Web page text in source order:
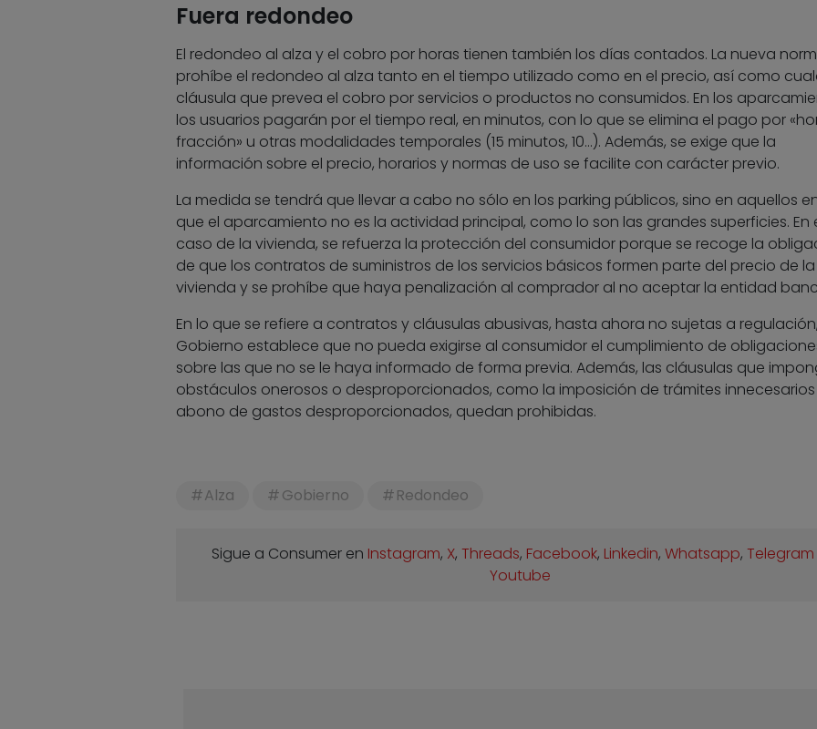
Fuera redondeo
El redondeo al alza y el cobro por horas tienen también los días contados. La nueva
prohíbe el redondeo al alza tanto en el tiempo utilizado como en el precio, así como
cláusula que prevea el cobro por servicios o productos no consumidos. En los
los usuarios pagarán por el tiempo real, en minutos, con lo que se elimina el pago por
fracción» u otras modalidades temporales (15 minutos, 10…). Además, se exige que la
información sobre el precio, horarios y normas de uso se facilite con carácter previo.
La medida se tendrá que llevar a cabo no sólo en los parking públicos, sino en aquellos
que el aparcamiento no es la actividad principal, como lo son las grandes superficies. En
caso de la vivienda, se refuerza la protección del consumidor porque se recoge la
de que los contratos de suministros de los servicios básicos formen parte del precio de la
vivienda y se prohíbe que haya penalización al comprador al no aceptar la entidad
En lo que se refiere a contratos y cláusulas abusivas, hasta ahora no sujetas a
Gobierno establece que no pueda exigirse al consumidor el cumplimiento de
sobre las que no se le haya informado de forma previa. Además, las cláusulas que
obstáculos onerosos o desproporcionados, como la imposición de trámites
abono de gastos desproporcionados, quedan prohibidas.
Alza Gobierno Redondeo
Sigue a Consumer en Instagram, X,Threads, Facebook, Linkedin,Whatsapp,Telegram
Youtube